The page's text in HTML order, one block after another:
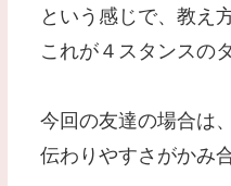
という感じで、教え
これが４スタンスの
今回の友達の場合は
伝わりやすさがかみ